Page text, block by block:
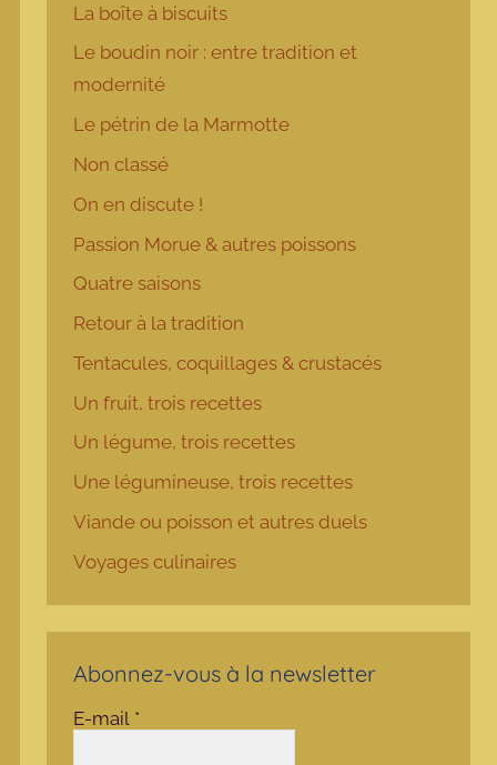
La boîte à biscuits
Le boudin noir : entre tradition et
modernité
Le pétrin de la Marmotte
Non classé
On en discute !
Passion Morue & autres poissons
Quatre saisons
Retour à la tradition
Tentacules, coquillages & crustacés
Un fruit, trois recettes
Un légume, trois recettes
Une légumineuse, trois recettes
Viande ou poisson et autres duels
Voyages culinaires
Abonnez-vous à la newsletter
E-mail *